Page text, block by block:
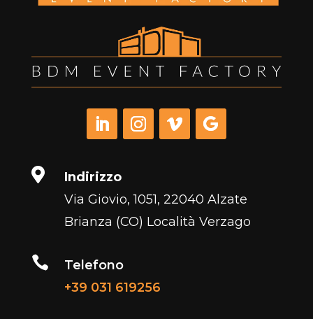

Indirizzo
Via Giovio, 1051, 22040 Alzate
Brianza (CO) Località Verzago

Telefono
+39 031 619256